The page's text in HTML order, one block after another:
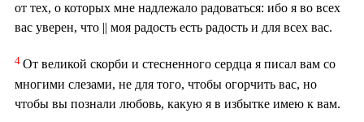
от тех, о которых мне надлежало радоваться: ибо я во всех
вас уверен, что || моя радость есть радость и для всех вас.
4 От великой скорби и стесненного сердца я писал вам со
многими слезами, не для того, чтобы огорчить вас, но
чтобы вы познали любовь, какую я в избытке имею к вам.